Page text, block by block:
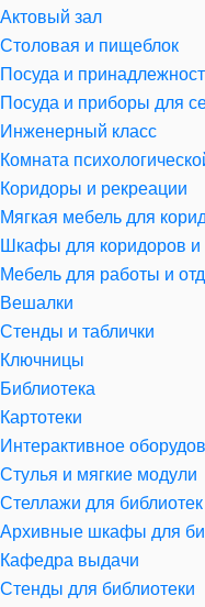
Актовый зал
Столовая и пищеблок
Посуда и
Посуда и приборы для
Инженерный класс
Комната
Коридоры и рекреации
Мягкая мебель для
Шкафы для коридоров и
Мебель для работы и
Вешалки
Стенды и таблички
Ключницы
Библиотека
Картотеки
Интерактивное
Стулья и мягкие модули
Стеллажи для библиотек
Архивные шкафы для
Кафедра выдачи
Стенды для библиотеки